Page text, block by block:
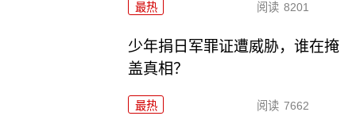
最热 阅读 8201
少年捐日军罪证遭威胁，谁在掩
盖真相？
最热 阅读 7662